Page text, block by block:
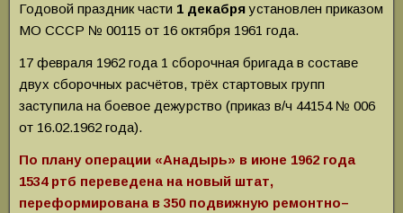
Годовой праздник части 1 декабряустановлен приказом
МО СССР № 00115 от 16 октября 1961 года.
17 февраля 1962 года 1 сборочная бригада в составе
двух сборочных расчётов, трёх стартовых групп
заступила на боевое дежурство (приказ в/ч 44154 № 006
от 16.02.1962 года).
По плану операции «Анадырь» в июне 1962 года
1534 ртб переведена на новый штат,
переформирована в 350 подвижную ремонтно–